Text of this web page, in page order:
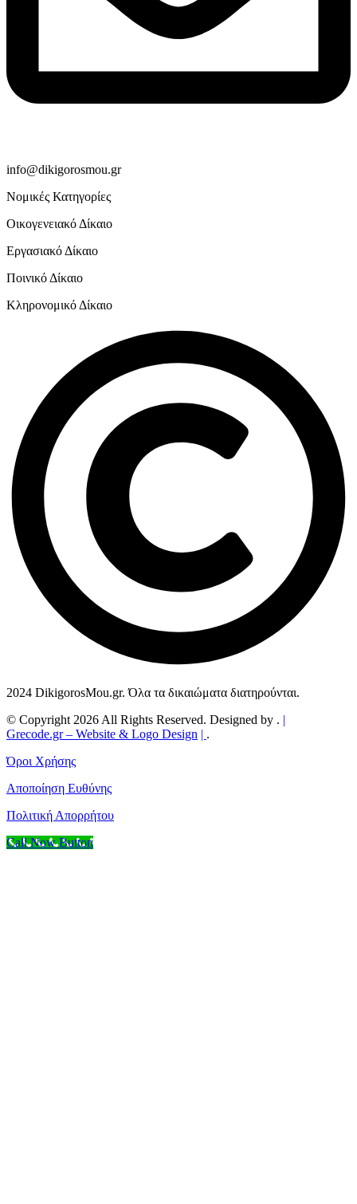
info@dikigorosmou.gr
Νομικές Κατηγορίες
Οικογενειακό Δίκαιο
Εργασιακό Δίκαιο
Ποινικό Δίκαιο
Κληρονομικό Δίκαιο
2024 DikigorosMou.gr. Όλα τα δικαιώματα διατηρούνται.
© Copyright 2026 All Rights Reserved. Designed by . |
Grecode.gr– Website & Logo Design | .
Όροι Χρήσης
Αποποίηση Ευθύνης
Πολιτική Απορρήτου
Call Now Button